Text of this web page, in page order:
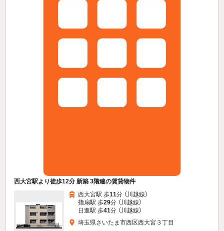
西大宮駅より徒歩12分 新築 3階建の賃貸物件
西大宮駅 歩11分 （川越線）
指扇駅 歩29分 （川越線）
日進駅 歩41分 （川越線）
埼玉県さいたま市西区西大宮３丁目